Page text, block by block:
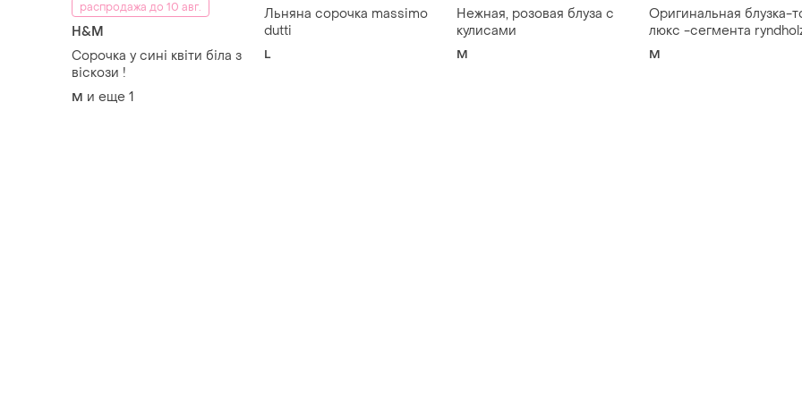
распродажа до 10 авг.
H&M
Сорочка у сині квіти біла з
віскози !
M и еще 1
Льняна сорочка massimo
dutti
L
Нежная, розовая блуза с
кулисами
M
Оригинальная блузка-
люкс -сегмента
M